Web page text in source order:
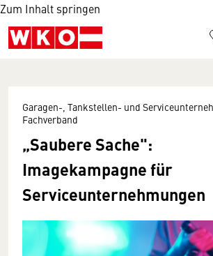
Zum Inhalt springen
Garagen-, Tankstellen- und
Fachverband
„Saubere Sache":
Imagekampagne für
Serviceunter­nehmungen